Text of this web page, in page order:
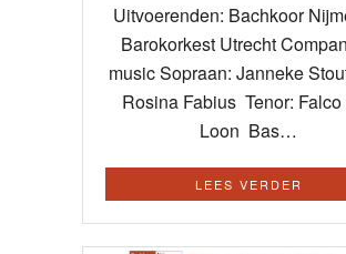
Uitvoerenden: Bachkoor
Barokorkest Utrecht
music Sopraan: Janneke
Rosina Fabius Tenor: Falco
Loon Bas…
LEES VERDER